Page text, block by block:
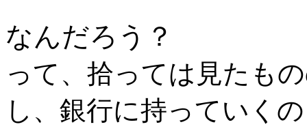
なんだろう？
って、拾っては見たも
し、銀行に持っていく